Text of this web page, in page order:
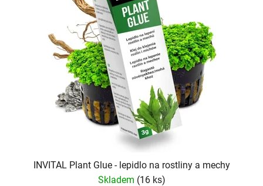
INVITAL Plant Glue - lepidlo na rostliny a mechy
Skladem (16 ks)